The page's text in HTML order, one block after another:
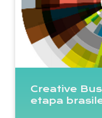
Creative
etapa